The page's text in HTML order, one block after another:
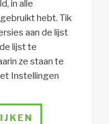
in alle
hebt. Tik
aan de lijst
lijst te
ze staan te
Instellingen